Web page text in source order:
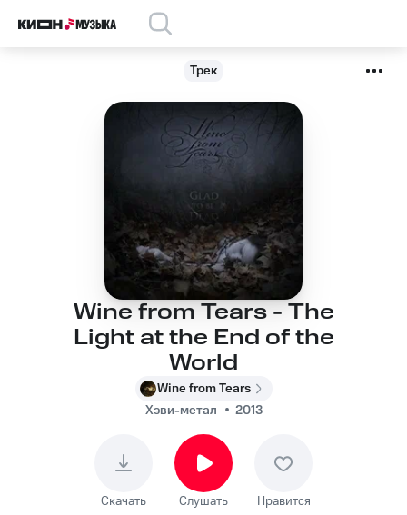
Трек
Wine from Tears - The
Light at the End of the
World
Wine from Tears
Хэви-метал
2013
Скачать Слушать Нравится